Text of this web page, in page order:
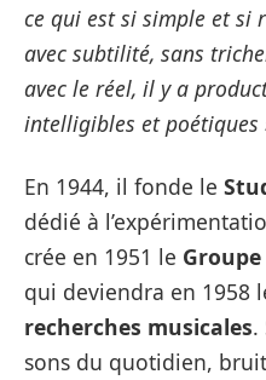
ce qui est si simple et si
avec subtilité, sans
avec le réel, il y a
intelligibles et poétiques
En 1944, il fonde le
dédié à
crée en 1951 le
qui deviendra en 1958
recherches musicales.
sons du quotidien,